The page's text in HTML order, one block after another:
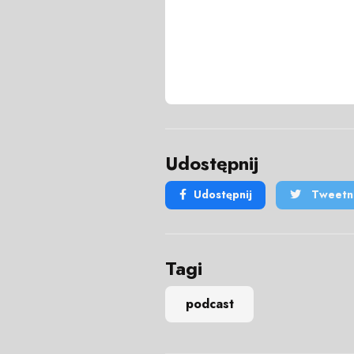
Udostępnij
Udostępnij
Tagi
podcast